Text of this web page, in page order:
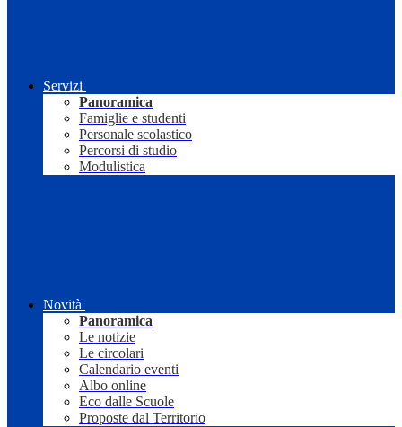
Servizi
Panoramica
Famiglie e studenti
Personale scolastico
Percorsi di studio
Modulistica
Novità
Panoramica
Le notizie
Le circolari
Calendario eventi
Albo online
Eco dalle Scuole
Proposte dal Territorio